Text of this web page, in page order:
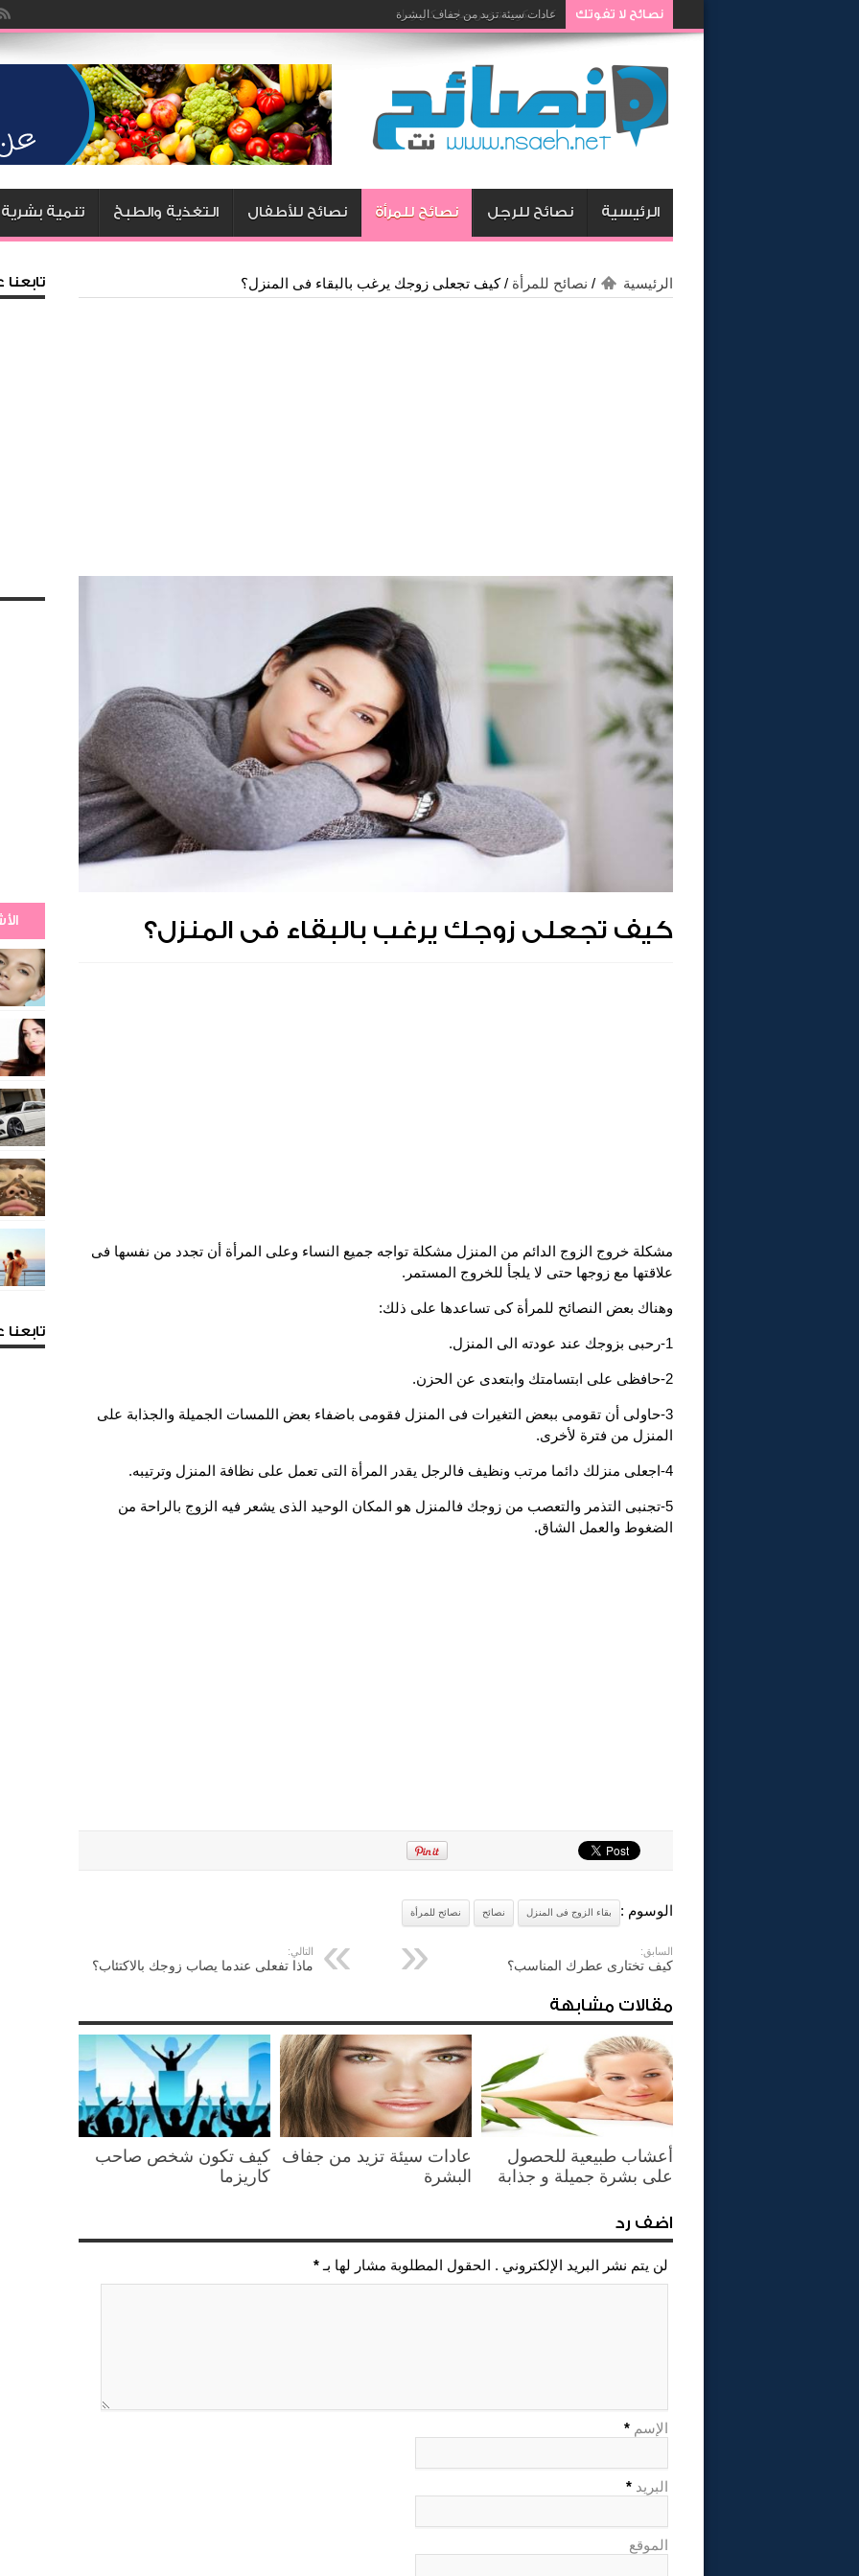
نصائح لا تفوتك كيف تكون شخص صاحب كاريزما
الرئيسية نصائح للرجل نصائح للمرأة نصائح للأطفال التغذية والطبخ تنمية بشرية
الرئيسية / نصائح للمرأة /كيف تجعلى زوجك يرغب بالبقاء فى المنزل؟
كيف تجعلى زوجك يرغب بالبقاء فى المنزل؟
مشكلة خروج الزوج الدائم من المنزل مشكلة تواجه جميع النساء وعلى المرأة أن تجدد من نفسها فى
علاقتها مع زوجها حتى لا يلجأ للخروج المستمر.
وهناك بعض النصائح للمرأة كى تساعدها على ذلك:
1-رحبى بزوجك عند عودته الى المنزل.
2-حافظى على ابتسامتك وابتعدى عن الحزن.
3-حاولى أن تقومى ببعض التغيرات فى المنزل فقومى باضفاء بعض اللمسات الجميلة والجذابة على
المنزل من فترة لأخرى.
4-اجعلى منزلك دائما مرتب ونظيف فالرجل يقدر المرأة التى تعمل على نظافة المنزل وترتيبه.
5-تجنبى التذمر والتعصب من زوجك فالمنزل هو المكان الوحيد الذى يشعر فيه الزوج بالراحة من
الضغوط والعمل الشاق.
الوسوم : بقاء الزوج فى المنزل نصائح نصائح للمرأة
السابق:
كيف تختارى عطرك المناسب؟
التالي:
ماذا تفعلى عندما يصاب زوجك بالاكتئاب؟
مقالات مشابهة
أعشاب طبيعية للحصول
على بشرة جميلة و جذابة
عادات سيئة تزيد من جفاف
البشرة
كيف تكون شخص صاحب
كاريزما
اضف رد
لن يتم نشر البريد الإلكتروني . الحقول المطلوبة مشار لها بـ*
الإسم *
البريد *
الموقع